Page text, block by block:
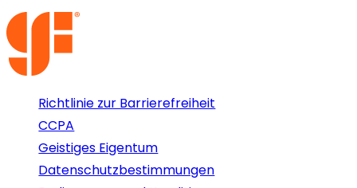
Richtlinie zur Barrierefreiheit
CCPA
Geistiges Eigentum
Datenschutzbestimmungen